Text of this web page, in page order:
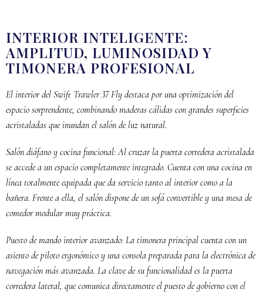
INTERIOR INTELIGENTE:
AMPLITUD, LUMINOSIDAD Y
TIMONERA PROFESIONAL
El interior del Swift Trawler 37 Fly destaca por una optimización del
espacio sorprendente, combinando maderas cálidas con grandes superficies
acristaladas que inundan el salón de luz natural.
Salón diáfano y cocina funcional: Al cruzar la puerta corredera acristalada
se accede a un espacio completamente integrado. Cuenta con una cocina en
línea totalmente equipada que da servicio tanto al interior como a la
bañera. Frente a ella, el salón dispone de un sofá convertible y una mesa de
comedor modular muy práctica.
Puesto de mando interior avanzado: La timonera principal cuenta con un
asiento de piloto ergonómico y una consola preparada para la electrónica de
navegación más avanzada. La clave de su funcionalidad es la puerta
corredera lateral, que comunica directamente el puesto de gobierno con el